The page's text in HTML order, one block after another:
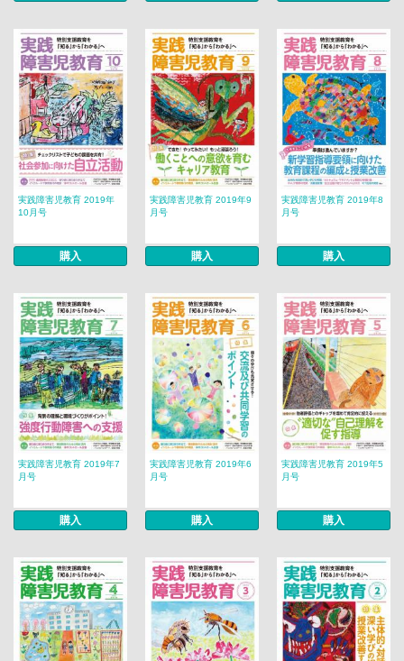
実践障害児教育 2019年
10月号
購入
実践障害児教育 2019年9
月号
購入
実践障害児教育 2019年8
月号
購入
実践障害児教育 2019年7
月号
購入
実践障害児教育 2019年6
月号
購入
実践障害児教育 2019年5
月号
購入